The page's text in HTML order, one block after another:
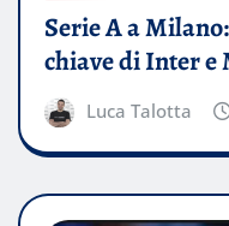
Serie A a
chiave di Inter e
Luca Talotta